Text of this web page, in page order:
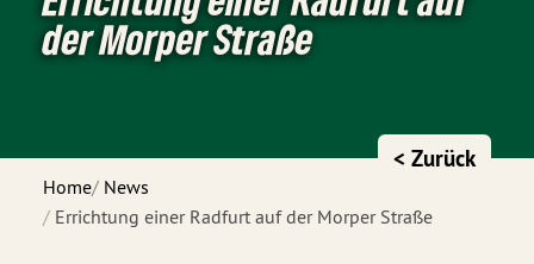
der Morper Straße
Home News
Errichtung einer Radfurt auf der Morper Straße
< Zurück